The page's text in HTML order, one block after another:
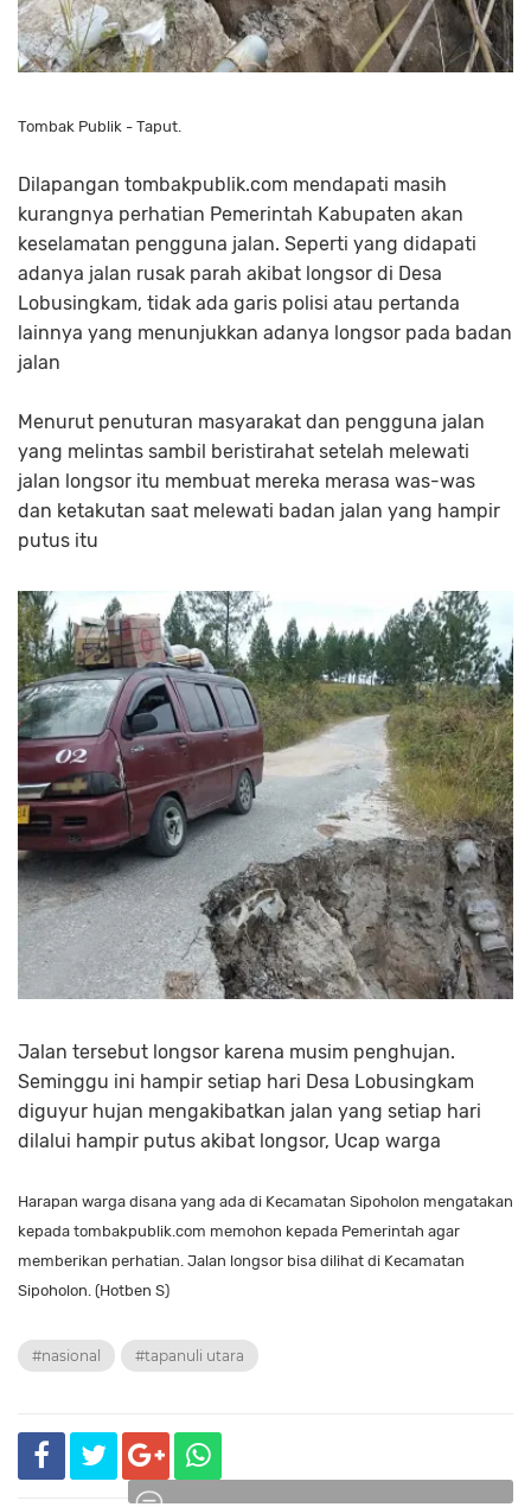
Tombak Publik - Taput.
Dilapangan tombakpublik.com mendapati masih
kurangnya perhatian Pemerintah Kabupaten akan
keselamatan pengguna jalan. Seperti yang didapati
adanya jalan rusak parah akibat longsor di Desa
Lobusingkam, tidak ada garis polisi atau pertanda
lainnya yang menunjukkan adanya longsor pada badan
jalan
Menurut penuturan masyarakat dan pengguna jalan
yang melintas sambil beristirahat setelah melewati
jalan longsor itu membuat mereka merasa was-was
dan ketakutan saat melewati badan jalan yang hampir
putus itu
Jalan tersebut longsor karena musim penghujan.
Seminggu ini hampir setiap hari Desa Lobusingkam
diguyur hujan mengakibatkan jalan yang setiap hari
dilalui hampir putus akibat longsor, Ucap warga
Harapan warga disana yang ada di Kecamatan Sipoholon mengatakan
kepada tombakpublik.com memohon kepada Pemerintah agar
memberikan perhatian. Jalan longsor bisa dilihat di Kecamatan
Sipoholon. (Hotben S)
#nasional #tapanuli utara